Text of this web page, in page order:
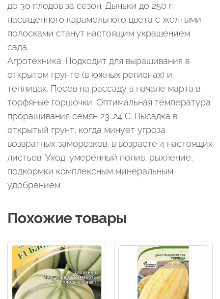
до 30 плодов за сезон. Дыньки до 250 г
насыщенного карамельного цвета с желтыми
полосками станут настоящим украшением
сада.
Агротехника. Подходит для выращивания в
открытом грунте (в южных регионах) и
теплицах. Посев на рассаду в начале марта в
торфяные горшочки. Оптимальная температура
проращивания семян 23…24°С. Высадка в
открытый грунт, когда минует угроза
возвратных заморозков, в возрасте 4 настоящих
листьев. Уход: умеренный полив, рыхление,
подкормки комплексным минеральным
удобрением
Похожие товары